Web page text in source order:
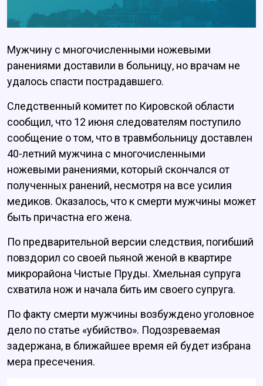
Мужчину с многочисленными ножевыми
ранениями доставили в больницу, но врачам не
удалось спасти пострадавшего.
Следственный комитет по Кировской области
сообщил, что 12 июня следователям поступило
сообщение о том, что в травмбольницу доставлен
40-летний мужчина с многочисленными
ножевыми ранениями, который скончался от
полученных ранений, несмотря на все усилия
медиков. Оказалось, что к смерти мужчины может
быть причастна его жена.
По предварительной версии следствия, погибший
повздорил со своей пьяной женой в квартире
микрорайона Чистые Пруды. Хмельная супруга
схватила нож и начала бить им своего супруга.
По факту смерти мужчины возбуждено уголовное
дело по статье «убийство». Подозреваемая
задержана, в ближайшее время ей будет избрана
мера пресечения.